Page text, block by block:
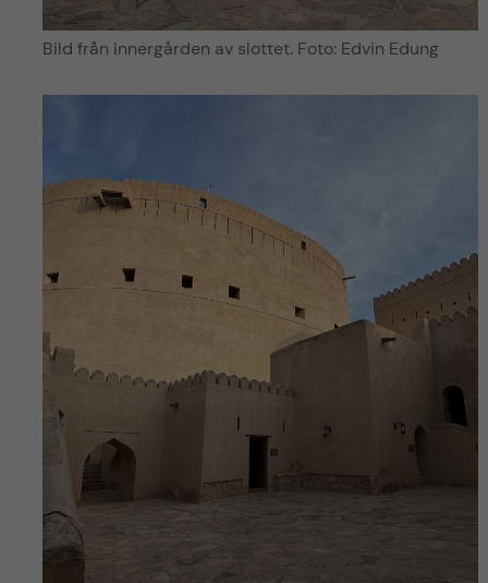
Bild från innergården av slottet. Foto: Edvin Edung